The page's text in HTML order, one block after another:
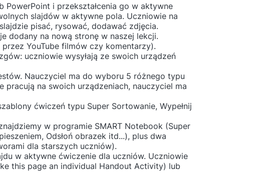
i przekształcenia go w aktywne
slajdów w aktywne pola. Uczniowie na
pisać, rysować, dodawać zdjęcia.
dodany na nową stronę w naszej lekcji.
YouTube filmów czy komentarzy).
uczniowie wysyłają ze swoich urządzeń
Nauczyciel ma do wyboru 5 różnego typu
na swoich urządzeniach, nauczyciel ma
ćwiczeń typu Super Sortowanie, Wypełnij
w programie SMART Notebook (Super
Odsłoń obrazek itd...), plus dwa
dla starszych uczniów).
w aktywne ćwiczenie dla uczniów. Uczniowie
this page an individual Handout Activity) lub